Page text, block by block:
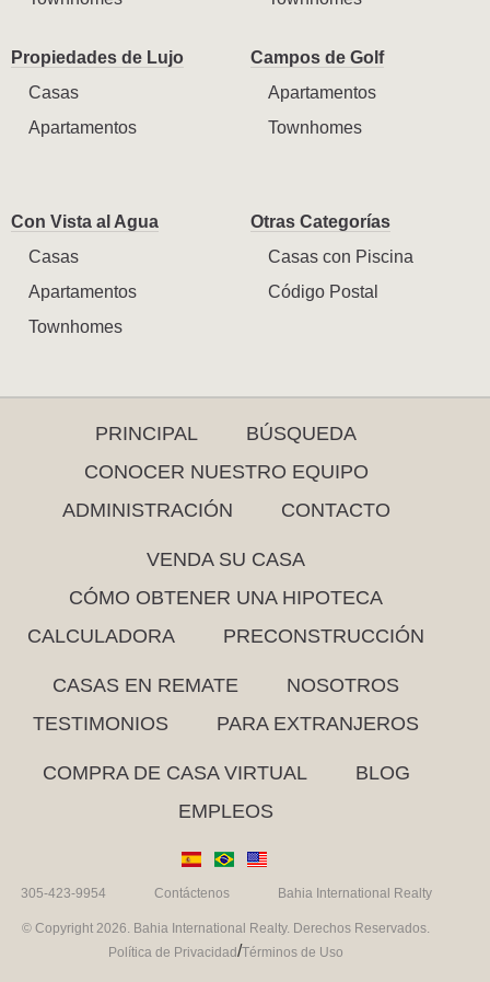
Propiedades de Lujo
Casas
Apartamentos
Campos de Golf
Apartamentos
Townhomes
Con Vista al Agua
Casas
Apartamentos
Townhomes
Otras Categorías
Casas con Piscina
Código Postal
PRINCIPAL
BÚSQUEDA
CONOCER NUESTRO EQUIPO
ADMINISTRACIÓN
CONTACTO
VENDA SU CASA
CÓMO OBTENER UNA HIPOTECA
CALCULADORA
PRECONSTRUCCIÓN
CASAS EN REMATE
NOSOTROS
TESTIMONIOS
PARA EXTRANJEROS
COMPRA DE CASA VIRTUAL
BLOG
EMPLEOS
305-423-9954 Contáctenos Bahia International Realty
© Copyright 2026. Bahia International Realty. Derechos Reservados.
Política de Privacidad/Términos de Uso